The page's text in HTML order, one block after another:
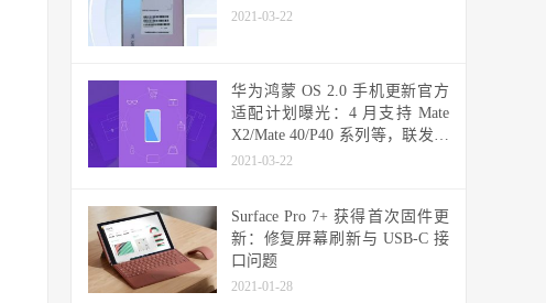
2021-03-22
华为鸿蒙 OS 2.0 手机更新官方
适配计划曝光：4 月支持 Mate
X2/Mate 40/P40 系列等，联发科
天玑机型可能无缘
2021-03-22
Surface Pro 7+ 获得首次固件更
新：修复屏幕刷新与 USB-C 接
口问题
2021-01-28